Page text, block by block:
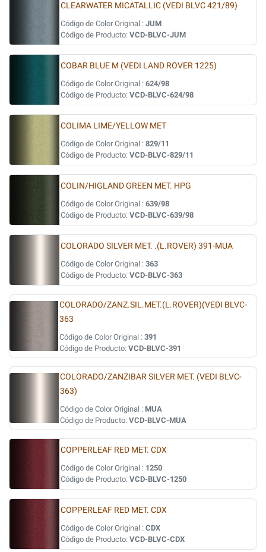
CLEARWATER MICATALLIC (VEDI BLVC 421/89)
Código de Color Original : JUM
Código de Producto: VCD-BLVC-JUM
COBAR BLUE M (VEDI LAND ROVER 1225)
Código de Color Original : 624/98
Código de Producto: VCD-BLVC-624/98
COLIMA LIME/YELLOW MET
Código de Color Original : 829/11
Código de Producto: VCD-BLVC-829/11
COLIN/HIGLAND GREEN MET. HPG
Código de Color Original : 639/98
Código de Producto: VCD-BLVC-639/98
COLORADO SILVER MET. .(L.ROVER) 391-MUA
Código de Color Original : 363
Código de Producto: VCD-BLVC-363
COLORADO/ZANZ.SIL.MET.(L.ROVER)(VEDI BLVC-
363
Código de Color Original : 391
Código de Producto: VCD-BLVC-391
COLORADO/ZANZIBAR SILVER MET. (VEDI BLVC-
363)
Código de Color Original : MUA
Código de Producto: VCD-BLVC-MUA
COPPERLEAF RED MET. CDX
Código de Color Original : 1250
Código de Producto: VCD-BLVC-1250
COPPERLEAF RED MET. CDX
Código de Color Original : CDX
Código de Producto: VCD-BLVC-CDX